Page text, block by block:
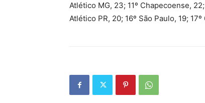
Atlético MG, 23; 11º Chapecoense,
Atlético PR, 20; 16º São Paulo, 19;